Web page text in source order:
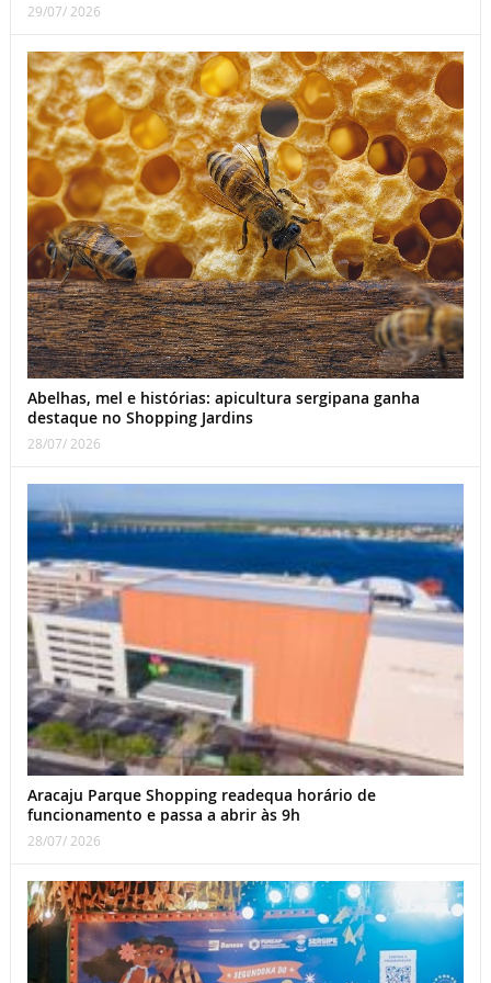
29/07/ 2026
Abelhas, mel e histórias: apicultura sergipana ganha
destaque no Shopping Jardins
28/07/ 2026
Aracaju Parque Shopping readequa horário de
funcionamento e passa a abrir às 9h
28/07/ 2026